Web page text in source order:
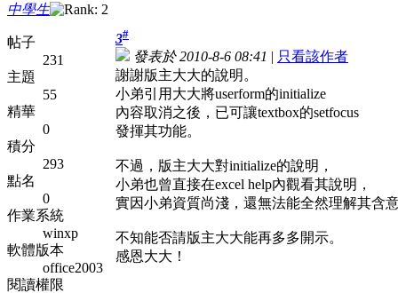
中學生
帖子
231
主題
55
精華
0
積分
293
點名
0
作業系統
winxp
軟體版本
office2003
閱讀權限
3#
發表於 2010-8-6 08:41 | 只看該作者
謝謝版主大大的說明。
小弟引用大大將userform的initialize
內容取消之後，已可讓textbox的setfocus
發揮其功能。
不過，版主大大對initialize的說明，
小弟也曾直接在excel help內觀看其說明，
實因小弟資質尚淺，還無法能全然理解其含
不知能否請版主大大能再多多開示。
感恩大大！